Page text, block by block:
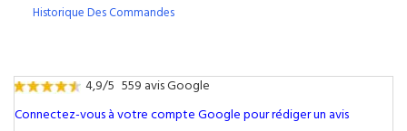
Historique Des Commandes
4,9/5 559 avis Google
Connectez-vous à votre compte Google pour rédiger un avis